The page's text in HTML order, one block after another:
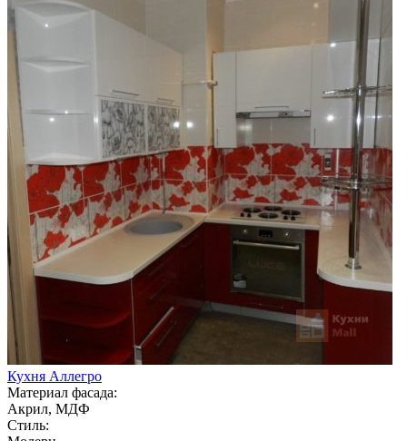
Кухня Аллегро
Материал фасада:
Акрил, МДФ
Стиль: